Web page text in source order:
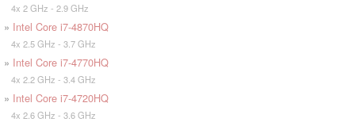
4x 2 GHz - 2.9 GHz
» Intel Core i7-4870HQ
4x 2.5 GHz - 3.7 GHz
» Intel Core i7-4770HQ
4x 2.2 GHz - 3.4 GHz
» Intel Core i7-4720HQ
4x 2.6 GHz - 3.6 GHz